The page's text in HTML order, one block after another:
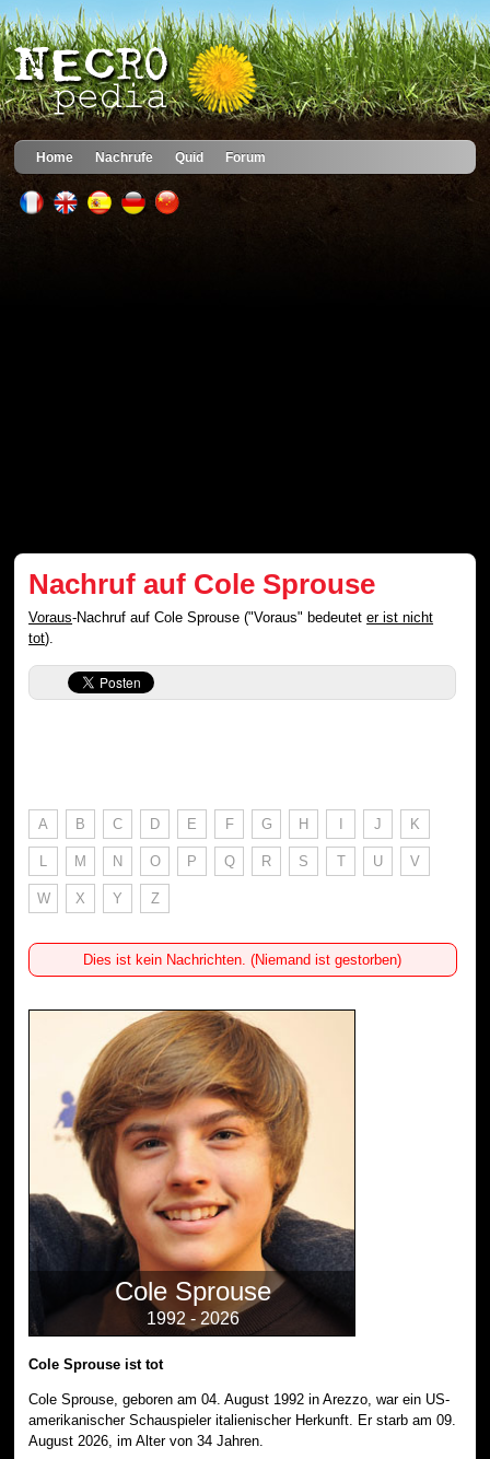
Home Nachrufe Quid Forum
Nachruf auf Cole Sprouse
Voraus-Nachruf auf Cole Sprouse ("Voraus" bedeuteter ist nicht
tot).
A B C D E F G H I J K
L M N O P Q R S T U V
W X Y Z
Dies ist kein Nachrichten. (Niemand ist gestorben)
Cole Sprouse
1992 - 2026
Cole Sprouse ist tot
Cole Sprouse, geboren am 04. August 1992 in Arezzo, war ein US-
amerikanischer Schauspieler italienischer Herkunft. Er starb am 09.
August 2026, im Alter von 34 Jahren.